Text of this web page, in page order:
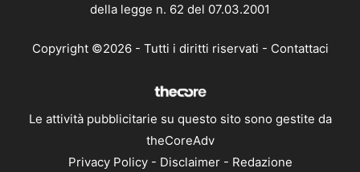
della legge n. 62 del 07.03.2001
Copyright ©2026 - Tutti i diritti riservati - Contattaci
Le attività pubblicitarie su questo sito sono gestite da
theCoreAdv
Privacy Policy- Disclaimer- Redazione